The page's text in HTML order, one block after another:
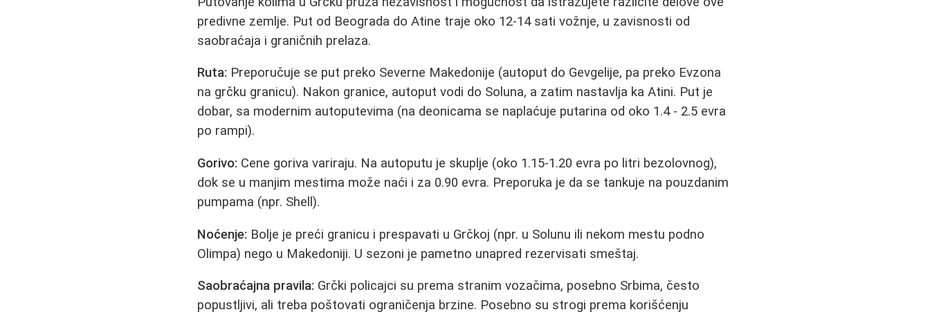
predivne zemlje. Put od Beograda do Atine traje oko 12-14 sati vožnje, u zavisnosti od
saobraćaja i graničnih prelaza.
Ruta: Preporučuje se put preko Severne Makedonije (autoput do Gevgelije, pa preko Evzona
na grčku granicu). Nakon granice, autoput vodi do Soluna, a zatim nastavlja ka Atini. Put je
dobar, sa modernim autoputevima (na deonicama se naplaćuje putarina od oko 1.4 - 2.5 evra
po rampi).
Gorivo: Cene goriva variraju. Na autoputu je skuplje (oko 1.15-1.20 evra po litri bezolovnog),
dok se u manjim mestima može naći i za 0.90 evra. Preporuka je da se tankuje na pouzdanim
pumpama (npr. Shell).
Noćenje: Bolje je preći granicu i prespavati u Grčkoj (npr. u Solunu ili nekom mestu podno
Olimpa) nego u Makedoniji. U sezoni je pametno unapred rezervisati smeštaj.
Saobraćajna pravila: Grčki policajci su prema stranim vozačima, posebno Srbima, često
popustljivi, ali treba poštovati ograničenja brzine. Posebno su strogi prema korišćenju